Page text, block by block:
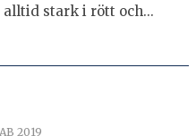
stark i rött och...
2019